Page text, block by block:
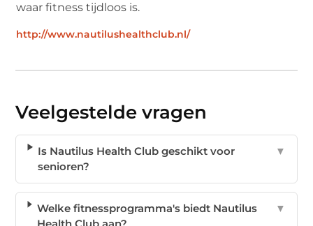
waar fitness tijdloos is.
http://www.nautilushealthclub.nl/
Veelgestelde vragen
Is Nautilus Health Club geschikt voor
senioren?
▼
Welke fitnessprogramma's biedt Nautilus
▼